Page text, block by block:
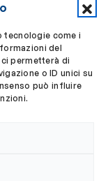
tecnologie come i
del
permetterà di
o ID unici su
può influire
a My OBLA